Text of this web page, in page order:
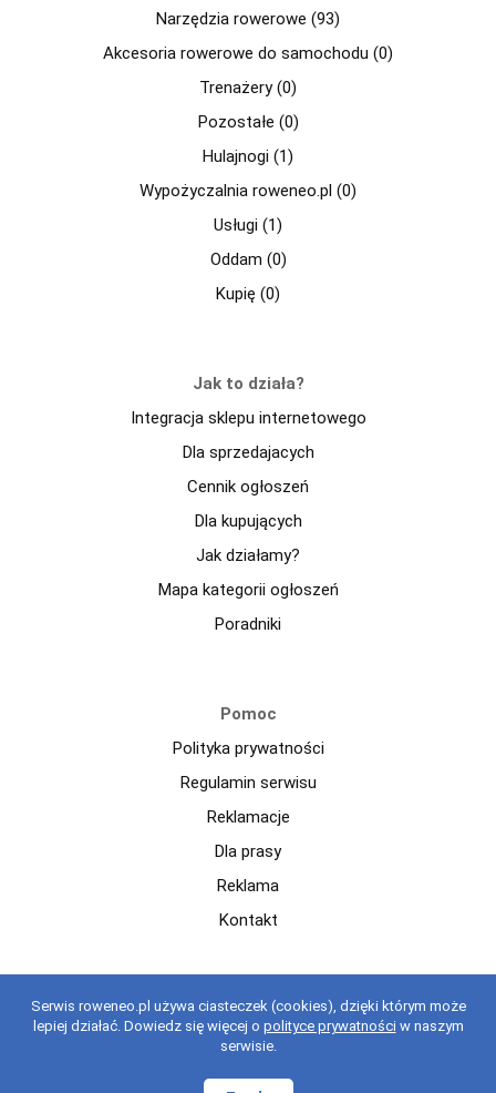
Narzędzia rowerowe (93)
Akcesoria rowerowe do samochodu (0)
Trenażery (0)
Pozostałe (0)
Hulajnogi (1)
Wypożyczalnia roweneo.pl (0)
Usługi (1)
Oddam (0)
Kupię (0)
Jak to działa?
Integracja sklepu internetowego
Dla sprzedajacych
Cennik ogłoszeń
Dla kupujących
Jak działamy?
Mapa kategorii ogłoszeń
Poradniki
Pomoc
Polityka prywatności
Regulamin serwisu
Reklamacje
Dla prasy
Reklama
Kontakt
Copyright © 2021 roweneo.pl Wszelkie prawa zastrzeżone.
Korzystanie z serwisu oznacza akceptację regulaminu.
regulaminu
Serwis roweneo.pl używa ciasteczek (cookies), dzięki którym może
lepiej działać. Dowiedz się więcej o polityce prywatnościw naszym
serwisie.